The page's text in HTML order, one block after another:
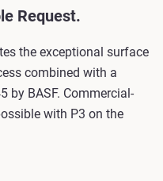
Request.
the exceptional surface
combined with a
by BASF. Commercial-
with P3 on the